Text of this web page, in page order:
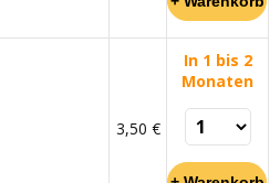
3,50 €
In 1 bis 2
Monaten